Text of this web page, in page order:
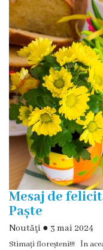
Eliberarea
Notificarea
activităţiilor
de
comerţ
Eliberarea
Ajutor
material
Mesaj de
Paște
Noutăţi ● 3 mai 2024
Stimați floreșteni!!! În